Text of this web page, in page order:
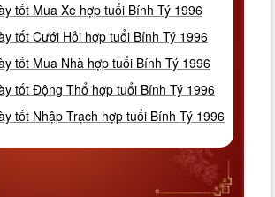
tốt Mua Xe hợp tuổi Bính Tý 1996
tốt Cưới Hỏi hợp tuổi Bính Tý 1996
tốt Mua Nhà hợp tuổi Bính Tý 1996
tốt Động Thổ hợp tuổi Bính Tý 1996
tốt Nhập Trạch hợp tuổi Bính Tý 1996